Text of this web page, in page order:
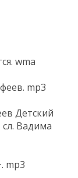
wma
mp3
Детский
Вадима
mp3